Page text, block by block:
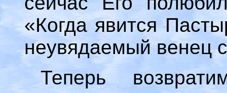
«Когда явится
неувядаемый венец
Теперь